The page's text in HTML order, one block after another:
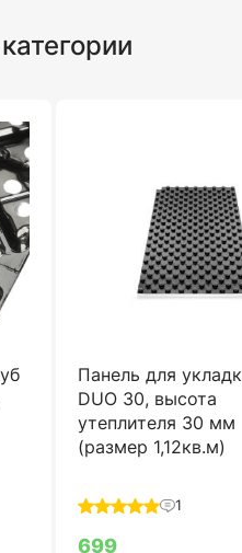
Панель для
DUO 30, высота
утеплителя 30 мм
(размер 1,12кв.м)
1
699